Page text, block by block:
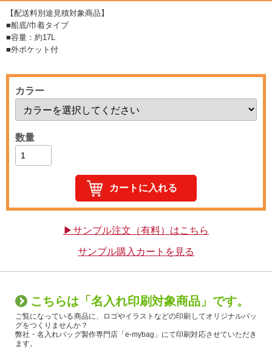
【配送料別途見積対象商品】
■船底/巾着タイプ
■容量：約17L
■外ポケット付
カラー
数量
▶サンプル注文（有料）はこちら
サンプル購入カートを見る
こちらは「名入れ印刷対象商品」です。
ご覧になっている商品に、ロゴやイラストなどの印刷してオリジナルバッ
グをつくりませんか？
弊社・名入れバッグ製作専門店「e-mybag」にて印刷対応させていただき
ます。